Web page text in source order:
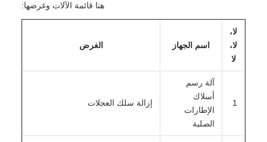
هنا قائمة الآلات وغرضها:
لا،
لا،
لا
اسم الجهاز الغرض
1
آلة رسم
أسلاك
الإطارات
الصلبة
إزالة سلك العجلات